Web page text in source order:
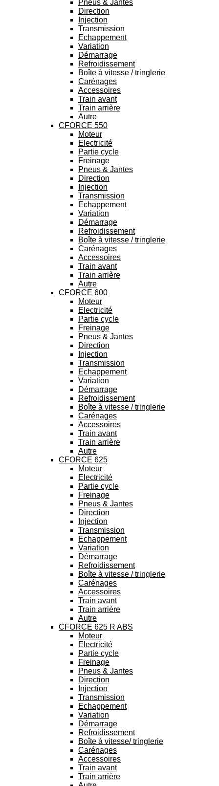
Pneus & Jantes
Direction
Injection
Transmission
Echappement
Variation
Démarrage
Refroidissement
Boîte à vitesse / tringlerie
Carénages
Accessoires
Train avant
Train arrière
Autre
CFORCE 550
Moteur
Electricité
Partie cycle
Freinage
Pneus & Jantes
Direction
Injection
Transmission
Echappement
Variation
Démarrage
Refroidissement
Boîte à vitesse / tringlerie
Carénages
Accessoires
Train avant
Train arrière
Autre
CFORCE 600
Moteur
Electricité
Partie cycle
Freinage
Pneus & Jantes
Direction
Injection
Transmission
Echappement
Variation
Démarrage
Refroidissement
Boîte à vitesse / tringlerie
Carénages
Accessoires
Train avant
Train arrière
Autre
CFORCE 625
Moteur
Electricité
Partie cycle
Freinage
Pneus & Jantes
Direction
Injection
Transmission
Echappement
Variation
Démarrage
Refroidissement
Boîte à vitesse / tringlerie
Carénages
Accessoires
Train avant
Train arrière
Autre
CFORCE 625 R ABS
Moteur
Electricité
Partie cycle
Freinage
Pneus & Jantes
Direction
Injection
Transmission
Echappement
Variation
Démarrage
Refroidissement
Boîte à vitesse/ tringlerie
Carénages
Accessoires
Train avant
Train arrière